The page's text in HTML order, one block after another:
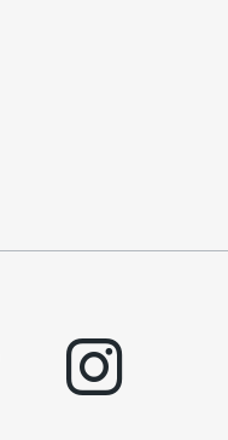
instagram